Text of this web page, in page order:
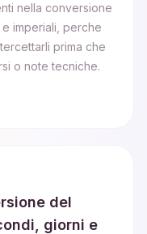
nella conversione
imperiali, perche
prima che
o note tecniche.
del
giorni e